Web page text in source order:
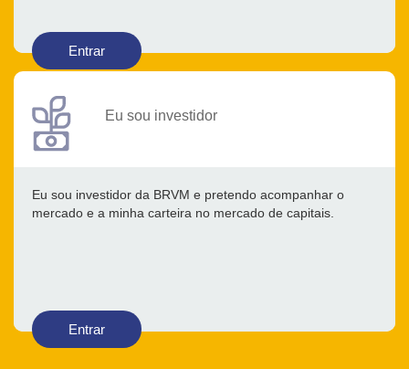
Entrar
Eu sou investidor
Eu sou investidor da BRVM e pretendo acompanhar o
mercado e a minha carteira no mercado de capitais.
Entrar